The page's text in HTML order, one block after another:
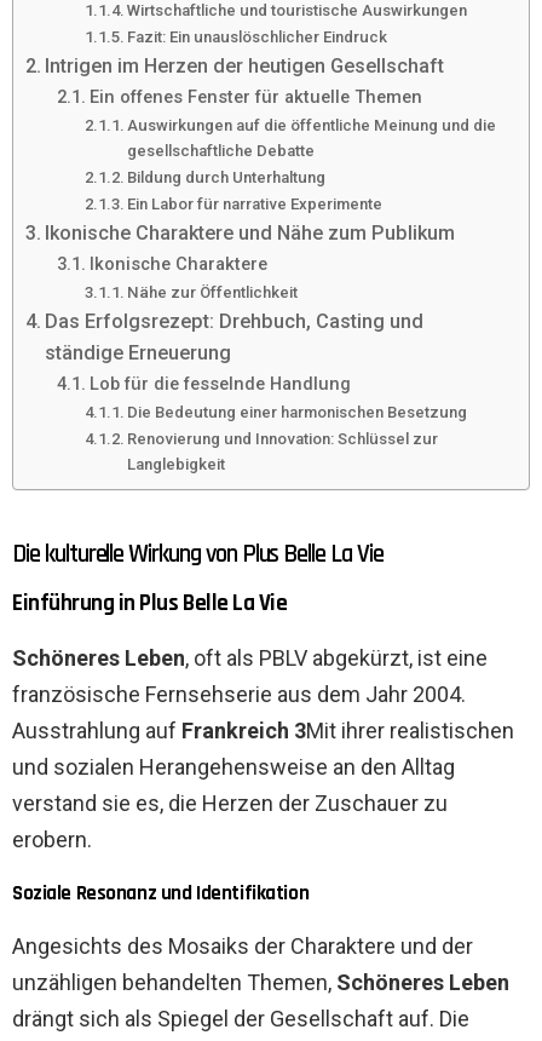
Wirtschaftliche und touristische Auswirkungen
Fazit: Ein unauslöschlicher Eindruck
Intrigen im Herzen der heutigen Gesellschaft
Ein offenes Fenster für aktuelle Themen
Auswirkungen auf die öffentliche Meinung und die
gesellschaftliche Debatte
Bildung durch Unterhaltung
Ein Labor für narrative Experimente
Ikonische Charaktere und Nähe zum Publikum
Ikonische Charaktere
Nähe zur Öffentlichkeit
Das Erfolgsrezept: Drehbuch, Casting und
ständige Erneuerung
Lob für die fesselnde Handlung
Die Bedeutung einer harmonischen Besetzung
Renovierung und Innovation: Schlüssel zur
Langlebigkeit
Die kulturelle Wirkung von Plus Belle La Vie
Einführung in Plus Belle La Vie
Schöneres Leben, oft als PBLV abgekürzt, ist eine
französische Fernsehserie aus dem Jahr 2004.
Ausstrahlung auf Frankreich 3Mit ihrer realistischen
und sozialen Herangehensweise an den Alltag
verstand sie es, die Herzen der Zuschauer zu
erobern.
Soziale Resonanz und Identifikation
Angesichts des Mosaiks der Charaktere und der
unzähligen behandelten Themen, Schöneres Leben
drängt sich als Spiegel der Gesellschaft auf. Die